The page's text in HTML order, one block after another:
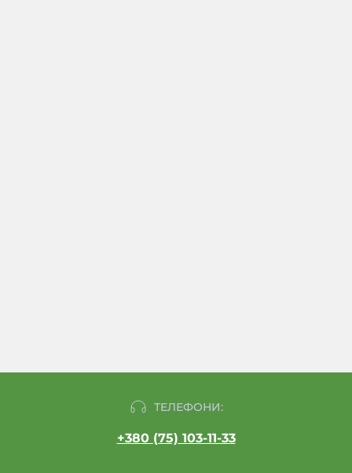
ТЕЛЕФОНИ:
+380 (75) 103-11-33